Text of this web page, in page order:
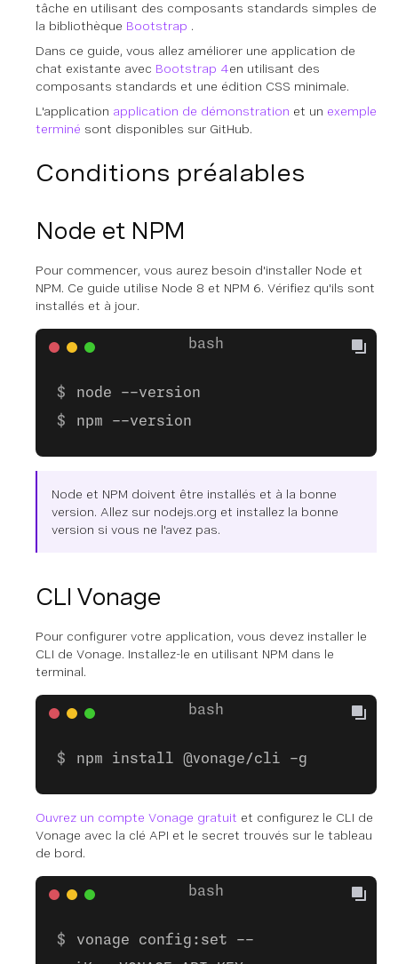
tâche en utilisant des composants standards simples de
la bibliothèque Bootstrap .
Dans ce guide, vous allez améliorer une application de
chat existante avec Bootstrap 4en utilisant des
composants standards et une édition CSS minimale.
L'application application de démonstration et un exemple
terminé sont disponibles sur GitHub.
Conditions préalables
Node et NPM
Pour commencer, vous aurez besoin d'installer Node et
NPM. Ce guide utilise Node 8 et NPM 6. Vérifiez qu'ils sont
installés et à jour.
node --version
npm --version
Node et NPM doivent être installés et à la bonne
version. Allez sur nodejs.org et installez la bonne
version si vous ne l'avez pas.
CLI Vonage
Pour configurer votre application, vous devez installer le
CLI de Vonage. Installez-le en utilisant NPM dans le
terminal.
npm install @vonage/cli -g
Ouvrez un compte Vonage gratuit et configurez le CLI de
Vonage avec la clé API et le secret trouvés sur le tableau
de bord.
vonage config:set --